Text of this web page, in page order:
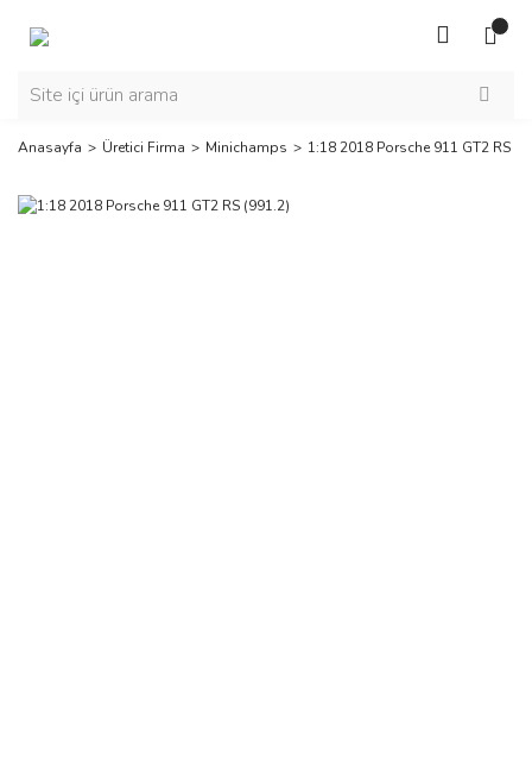
Anasayfa Üretici Firma Minichamps 1:18 2018 Porsche 911 GT2 RS